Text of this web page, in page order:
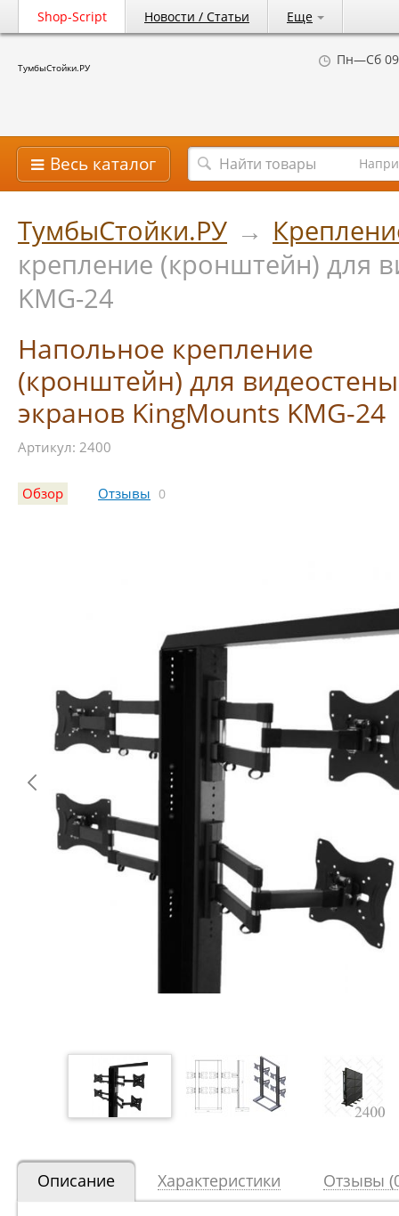
Shop-Script Новости / Статьи Еще
ТумбыСтойки.РУ Пн—Сб
Весь каталог
ТумбыСтойки.РУ →
крепление (кронштейн) для
KMG-24
Напольное крепление
(кронштейн) для
экранов KingMounts KMG-24
Артикул: 2400
Обзор Отзывы 0
Описание Характеристики Отзывы